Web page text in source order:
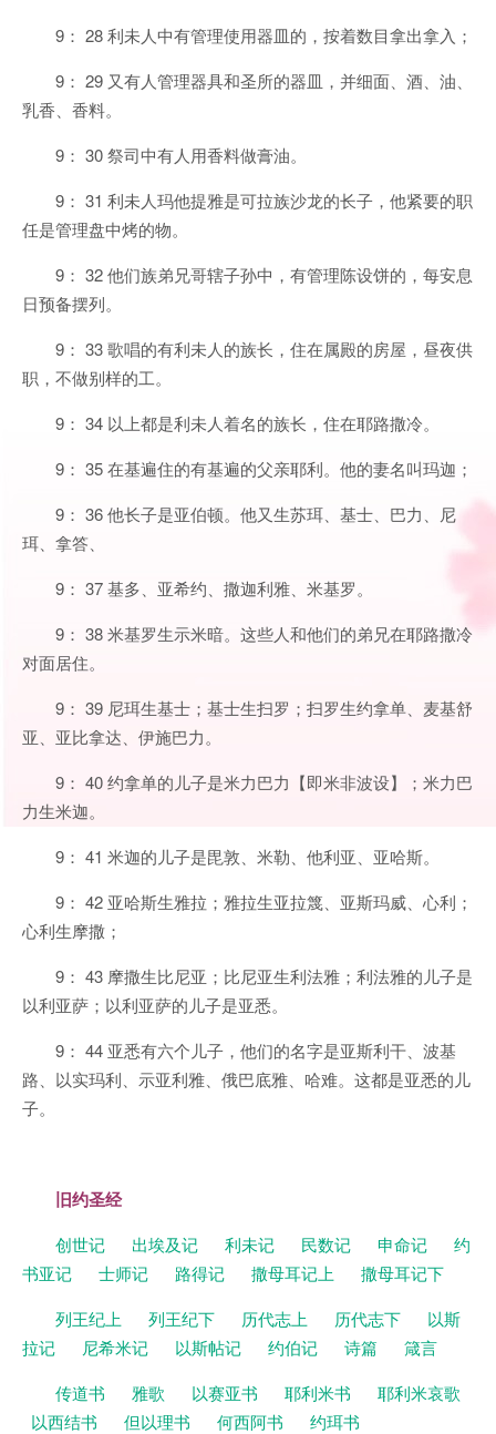
9： 28 利未人中有管理使用器皿的，按着数目拿出拿入；
9： 29 又有人管理器具和圣所的器皿，并细面、酒、油、
乳香、香料。
9： 30 祭司中有人用香料做膏油。
9： 31 利未人玛他提雅是可拉族沙龙的长子，他紧要的职
任是管理盘中烤的物。
9： 32 他们族弟兄哥辖子孙中，有管理陈设饼的，每安息
日预备摆列。
9： 33 歌唱的有利未人的族长，住在属殿的房屋，昼夜供
职，不做别样的工。
9： 34 以上都是利未人着名的族长，住在耶路撒冷。
9： 35 在基遍住的有基遍的父亲耶利。他的妻名叫玛迦；
9： 36 他长子是亚伯顿。他又生苏珥、基士、巴力、尼
珥、拿答、
9： 37 基多、亚希约、撒迦利雅、米基罗。
9： 38 米基罗生示米暗。这些人和他们的弟兄在耶路撒冷
对面居住。
9： 39 尼珥生基士；基士生扫罗；扫罗生约拿单、麦基舒
亚、亚比拿达、伊施巴力。
9： 40 约拿单的儿子是米力巴力【即米非波设】；米力巴
力生米迦。
9： 41 米迦的儿子是毘敦、米勒、他利亚、亚哈斯。
9： 42 亚哈斯生雅拉；雅拉生亚拉篾、亚斯玛威、心利；
心利生摩撒；
9： 43 摩撒生比尼亚；比尼亚生利法雅；利法雅的儿子是
以利亚萨；以利亚萨的儿子是亚悉。
9： 44 亚悉有六个儿子，他们的名字是亚斯利干、波基
路、以实玛利、示亚利雅、俄巴底雅、哈难。这都是亚悉的儿
子。
旧约圣经
创世记 出埃及记 利未记 民数记 申命记
约
书亚记
士师记 路得记 撒母耳记上
撒母耳记下
列王纪上
列王纪下 历代志上 历代志下
以斯
拉记
尼希米记 以斯帖记 约伯记 诗篇
箴言
传道书
雅歌 以赛亚书 耶利米书
耶利米哀歌
以西结书
但以理书 何西阿书
约珥书